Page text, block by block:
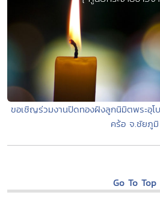
ขอเชิญร่วมงานปิดทองฝังลูกนิมิตพระอุ
คร้อ จ.ชัยภูมิ
Go To Top